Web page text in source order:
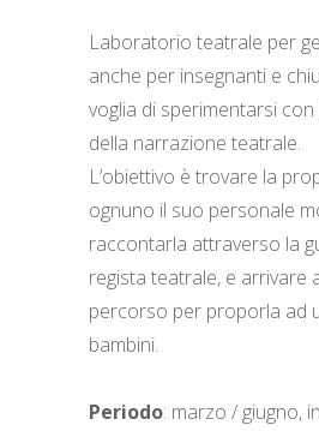
Laboratorio teatrale per
anche per insegnanti e
voglia di sperimentarsi con
della narrazione teatrale.
L’obiettivo è trovare la
ognuno il suo personale
raccontarla attraverso la
regista teatrale, e arrivare
percorso per proporla ad
bambini.
Periodo: marzo / giugno,